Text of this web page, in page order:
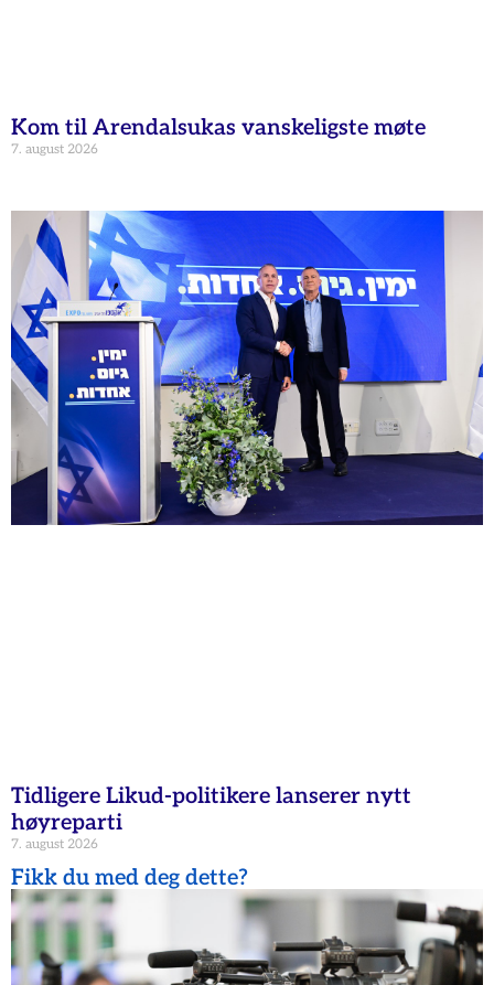
Kom til Arendalsukas vanskeligste møte
7. august 2026
Tidligere Likud-politikere lanserer nytt
høyreparti
7. august 2026
Fikk du med deg dette?